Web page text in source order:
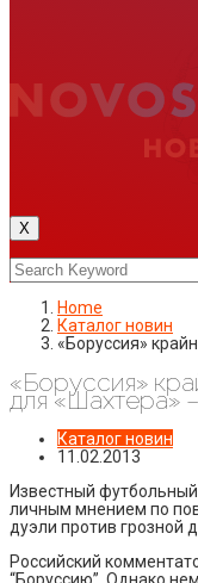
X
Home
Каталог новин
«Боруссия»
«Боруссия»
для «Шахтера»
Каталог новин
11.02.2013
Известный
личным мнением по
дуэли против грозной
Российский
“Боруссию”. Однако